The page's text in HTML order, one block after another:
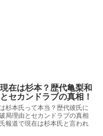
在は杉本？歴代亀梨和
セカンドラブの真相！
杉本氏って本当？歴代彼氏に
局理由とセカンドラブの真相
報道で現在は杉本氏と言われ